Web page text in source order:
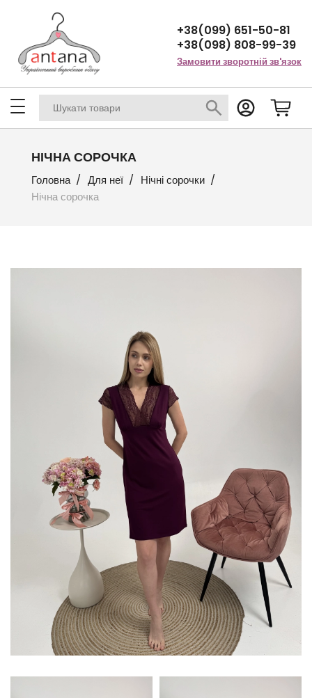
+38(099) 651-50-81
+38(098) 808-99-39
Замовити зворотній зв'язок
НІЧНА СОРОЧКА
Головна Для неї
Нічні сорочки
Нічна сорочка